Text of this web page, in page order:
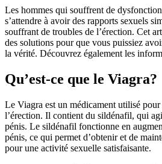
Les hommes qui souffrent de
s’attendre à avoir des rapports sexuels
souffrant de troubles de l’érection. Cet
des solutions pour que vous puissiez
la vérité. Découvrez également les
Qu’est-ce que le Viagra?
Le Viagra est un médicament utilisé
l’érection. Il contient du sildénafil, qui
pénis. Le sildénafil fonctionne en
pénis, ce qui permet d’obtenir et de
pour une activité sexuelle satisfaisante.